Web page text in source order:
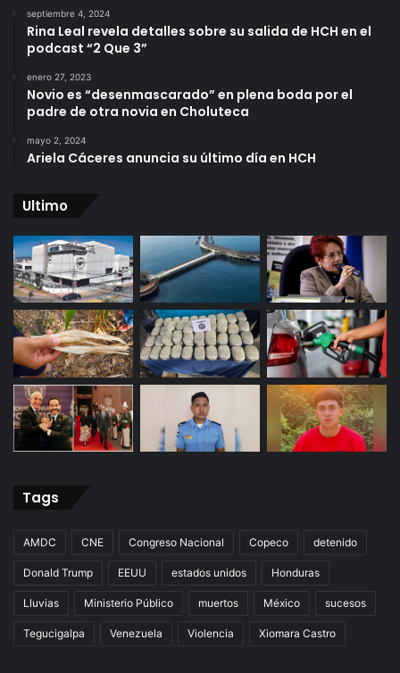
septiembre 4, 2024
Rina Leal revela detalles sobre su salida de HCH en el
podcast “2 Que 3”
enero 27, 2023
Novio es “desenmascarado” en plena boda por el
padre de otra novia en Choluteca
mayo 2, 2024
Ariela Cáceres anuncia su último día en HCH
Ultimo
Tags
AMDC CNE Congreso Nacional Copeco detenido
Donald Trump EEUU estados unidos Honduras
Lluvias Ministerio Público muertos México sucesos
Tegucigalpa Venezuela Violencia Xiomara Castro